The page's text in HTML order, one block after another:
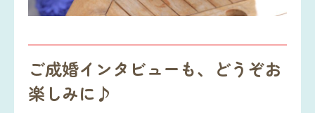
ご成婚インタビューも、どうぞお
楽しみに♪